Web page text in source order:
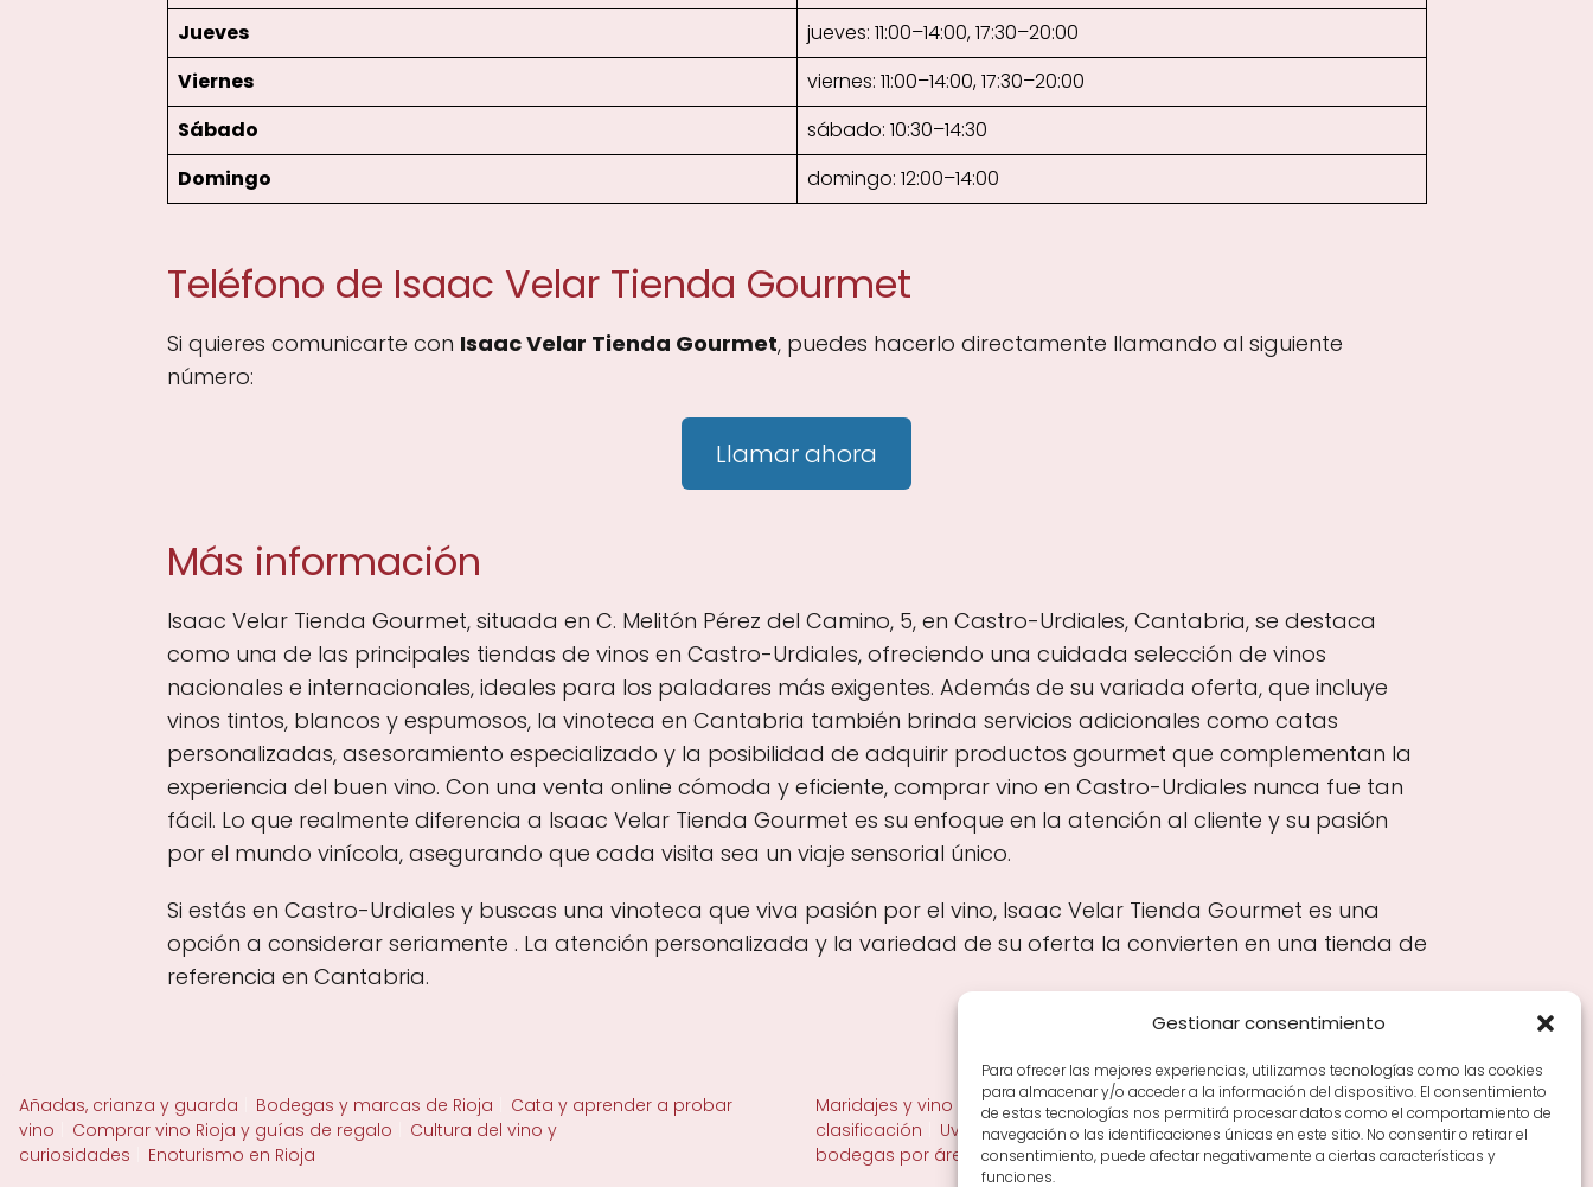
Gestionar consentimiento
Para ofrecer las mejores experiencias, utilizamos tecnologías como las cookies
para almacenar y/o acceder a la información del dispositivo. El consentimiento
de estas tecnologías nos permitirá procesar datos como el comportamiento de
navegación o las identificaciones únicas en este sitio. No consentir o retirar el
consentimiento, puede afectar negativamente a ciertas características y
funciones.
Jueves
jueves: 11:00–14:00, 17:30–20:00
Viernes
viernes: 11:00–14:00, 17:30–20:00
Sábado
sábado: 10:30–14:30
Domingo
domingo: 12:00–14:00
Teléfono de Isaac Velar Tienda Gourmet
Si quieres comunicarte con Isaac Velar Tienda Gourmet, puedes hacerlo directamente llamando al siguiente
número:
Llamar ahora
Más información
Isaac Velar Tienda Gourmet, situada en C. Melitón Pérez del Camino, 5, en Castro-Urdiales, Cantabria, se destaca
como una de las principales tiendas de vinos en Castro-Urdiales, ofreciendo una cuidada selección de vinos
nacionales e internacionales, ideales para los paladares más exigentes. Además de su variada oferta, que incluye
vinos tintos, blancos y espumosos, la vinoteca en Cantabria también brinda servicios adicionales como catas
personalizadas, asesoramiento especializado y la posibilidad de adquirir productos gourmet que complementan la
experiencia del buen vino. Con una venta online cómoda y eficiente, comprar vino en Castro-Urdiales nunca fue tan
fácil. Lo que realmente diferencia a Isaac Velar Tienda Gourmet es su enfoque en la atención al cliente y su pasión
por el mundo vinícola, asegurando que cada visita sea un viaje sensorial único.
Si estás en Castro-Urdiales y buscas una vinoteca que viva pasión por el vino, Isaac Velar Tienda Gourmet es una
opción a considerar seriamente . La atención personalizada y la variedad de su oferta la convierten en una tienda de
referencia en Cantabria.
Añadas, crianza y guarda Bodegas y marcas de Rioja
Cata y aprender a probar
vino
Comprar vino Rioja y guías de regalo
Cultura del vino y
curiosidades
Enoturismo en Rioja
Maridajes y vino en la mesa Tiendas de vino por ciudades
Tipos de Rioja y
clasificación
Uvas y viñedo en Rioja Vino Rioja para empezar
Zonas de Rioja y
bodegas por área